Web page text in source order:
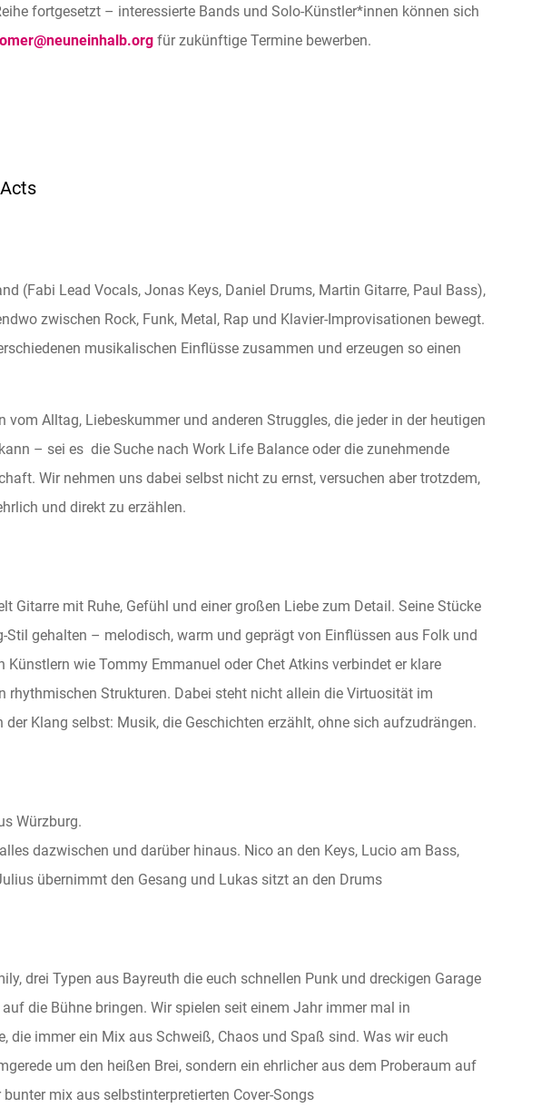
fortgesetzt – interessierte Bands und Solo-Künstler*innen können sich
für zukünftige Termine bewerben.
(Fabi Lead Vocals, Jonas Keys, Daniel Drums, Martin Gitarre, Paul Bass),
zwischen Rock, Funk, Metal, Rap und Klavier-Improvisationen bewegt.
musikalischen Einflüsse zusammen und erzeugen so einen
vom Alltag, Liebeskummer und anderen Struggles, die jeder in der heutigen
– sei es die Suche nach Work Life Balance oder die zunehmende
Wir nehmen uns dabei selbst nicht zu ernst, versuchen aber trotzdem,
und direkt zu erzählen.
Gitarre mit Ruhe, Gefühl und einer großen Liebe zum Detail. Seine Stücke
Stil gehalten – melodisch, warm und geprägt von Einflüssen aus Folk und
Künstlern wie Tommy Emmanuel oder Chet Atkins verbindet er klare
rhythmischen Strukturen. Dabei steht nicht allein die Virtuosität im
der Klang selbst: Musik, die Geschichten erzählt, ohne sich aufzudrängen.
Würzburg.
dazwischen und darüber hinaus. Nico an den Keys, Lucio am Bass,
übernimmt den Gesang und Lukas sitzt an den Drums
drei Typen aus Bayreuth die euch schnellen Punk und dreckigen Garage
auf die Bühne bringen. Wir spielen seit einem Jahr immer mal in
die immer ein Mix aus Schweiß, Chaos und Spaß sind. Was wir euch
um den heißen Brei, sondern ein ehrlicher aus dem Proberaum auf
bunter mix aus selbstinterpretierten Cover-Songs